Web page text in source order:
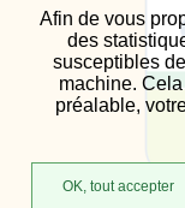
Afin de vous
des
susceptibles
machine.
préalable,
OK, tout accepter